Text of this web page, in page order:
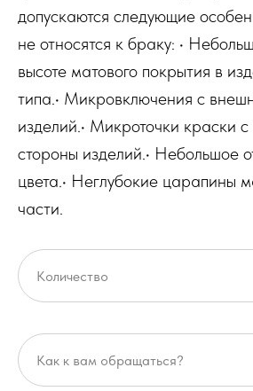
допускаются следующие
не относятся к браку: •
высоте матового покрытия в
типа.• Микровключения с
изделий.• Микроточки краски
стороны изделий.• Небольшое
цвета.• Неглубокие царапины
части.